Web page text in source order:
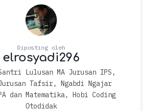
Lulusan MA Jurusan IPS,
Tafsir, Ngabdi Ngajar
dan Matematika, Hobi Coding
Otodidak